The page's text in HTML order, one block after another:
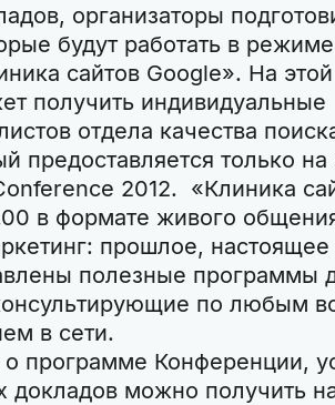
организаторы
будут работать в
сайтов Google». На
получить индивидуальные
отдела качества
предоставляется только
2012. «Клиника
в формате живого
прошлое,
полезные программы
по любым
в сети.
программе Конференции,
можно получить